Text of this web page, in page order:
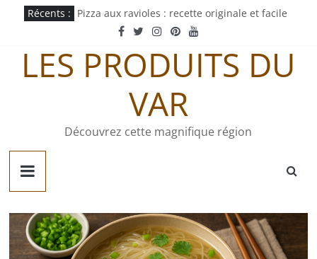
PasserRécents : Pizza aux ravioles : recette originale et facile
Pastachoute : origine et recette traditionnelle
Quiche jurassienne : recette traditionnelle
Tortellini sauce tomate : recette express
LES PRODUITS DU
VAR
Découvrez cette magnifique région